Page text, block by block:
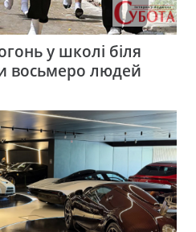
у школі біля
восьмеро людей